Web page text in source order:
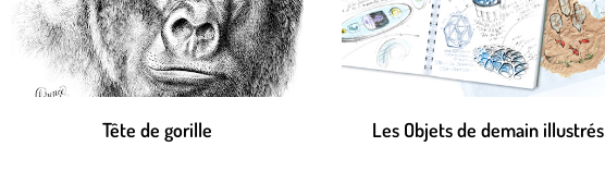
Tête de gorille Les Objets de demain illustrés